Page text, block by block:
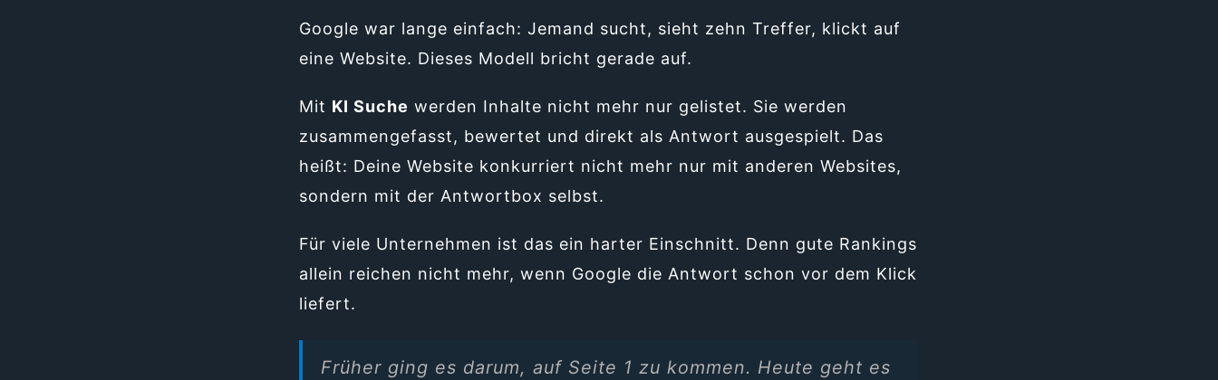
Google war lange einfach: Jemand sucht, sieht zehn Treffer, klickt auf
eine Website. Dieses Modell bricht gerade auf.
Mit KI Suche werden Inhalte nicht mehr nur gelistet. Sie werden
zusammengefasst, bewertet und direkt als Antwort ausgespielt. Das
heißt: Deine Website konkurriert nicht mehr nur mit anderen Websites,
sondern mit der Antwortbox selbst.
Für viele Unternehmen ist das ein harter Einschnitt. Denn gute Rankings
allein reichen nicht mehr, wenn Google die Antwort schon vor dem Klick
liefert.
Früher ging es darum, auf Seite 1 zu kommen. Heute geht es